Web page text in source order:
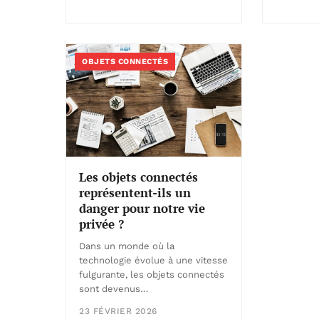
OBJETS CONNECTÉS
Les objets connectés
représentent-ils un
danger pour notre vie
privée ?
Dans un monde où la
technologie évolue à une vitesse
fulgurante, les objets connectés
sont devenus…
23 FÉVRIER 2026